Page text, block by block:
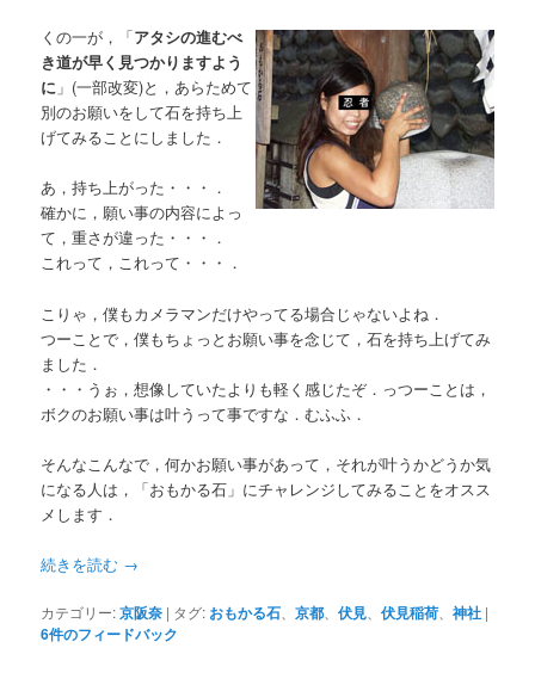
くの一が，「アタシの進むべ
き道が早く見つかりますよう
に 」(一部改変)と，あらためて
別のお願いをして石を持ち上
げてみることにしました．
あ，持ち上がった・・・．
確かに，願い事の内容によっ
て，重さが違った・・・．
これって，これって・・・．
こりゃ，僕もカメラマンだけやってる場合じゃないよね．
つーことで，僕もちょっとお願い事を念じて，石を持ち上げてみ
ました．
・・・うぉ，想像していたよりも軽く感じたぞ．っつーことは，
ボクのお願い事は叶うって事ですな．むふふ．
そんなこんなで，何かお願い事があって，それが叶うかどうか気
になる人は，「おもかる石」にチャレンジしてみることをオスス
メします．
続きを読む →
カテゴリー:京阪奈 | タグ: おもかる石 、京都 、伏見 、伏見稲荷 、神社 |
6件のフィードバック